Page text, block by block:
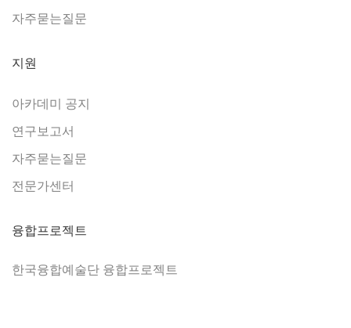
자주묻는질문
지원
아카데미 공지
연구보고서
자주묻는질문
전문가센터
융합프로젝트
한국융합예술단 융합프로젝트